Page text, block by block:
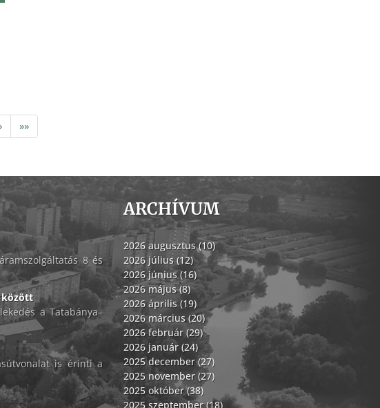
»»
8 és
között
a Tatabánya–
is érinti a
ARCHÍVUM
2026 augusztus (10)
2026 július (12)
2026 június (16)
2026 május (8)
2026 április (19)
2026 március (20)
2026 február (29)
2026 január (24)
2025 december (27)
2025 november (27)
2025 október (38)
2025 szeptember (18)